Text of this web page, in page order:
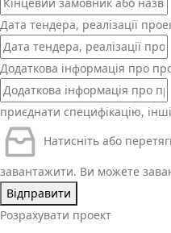
Дата тендера, реалізації
Додаткова інформація про
приєднати специфікацію,
Натисніть або
завантажити. Ви можете
Відправити
Розрахувати проект